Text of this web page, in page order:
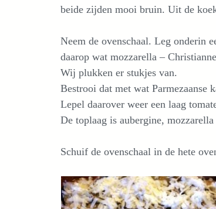
beide zijden mooi bruin. Uit de
Neem de ovenschaal. Leg onderin
daarop wat mozzarella –
Wij plukken er stukjes van.
Bestrooi dat met wat Parmezaanse
Lepel daarover weer een laag
De toplaag is aubergine, mozzarella
Schuif de ovenschaal in de hete